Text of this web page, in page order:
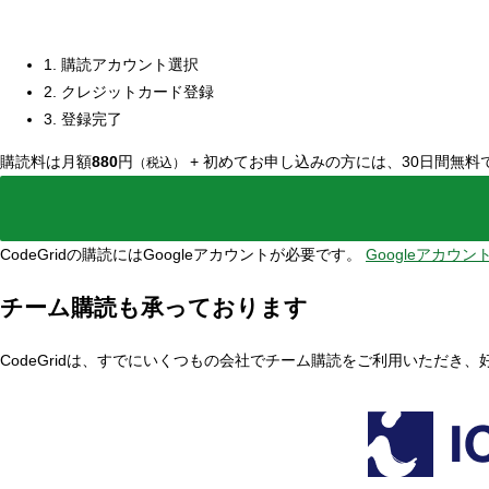
1. 購読アカウント選択
2. クレジットカード登録
3. 登録完了
購読料は月額880円 （税込） + 初めてお申し込みの方には、30日間無料
CodeGridの購読にはGoogleアカウントが必要です。 Googleアカウン
チーム購読も承っております
CodeGridは、すでにいくつもの会社でチーム購読をご利用いただき、